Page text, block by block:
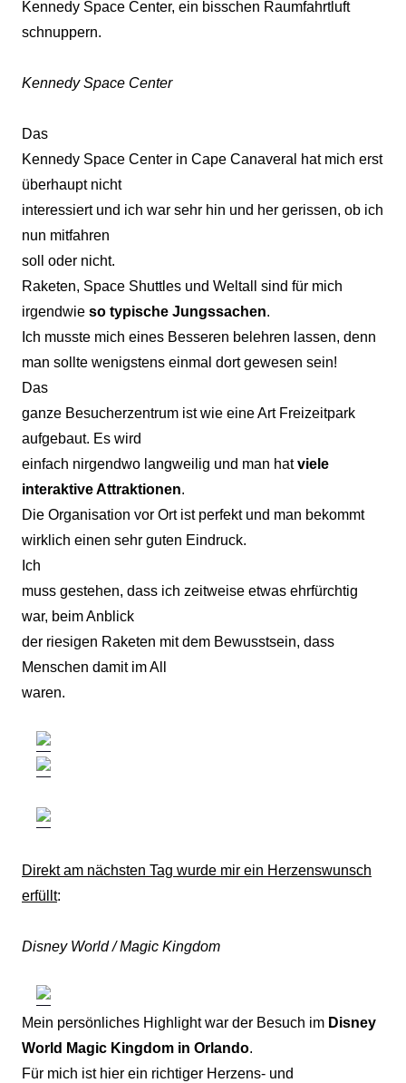
Kennedy Space Center, ein bisschen Raumfahrtluft
schnuppern.
Kennedy Space Center
Das
Kennedy Space Center in Cape Canaveral hat mich erst
überhaupt nicht
interessiert und ich war sehr hin und her gerissen, ob ich
nun mitfahren
soll oder nicht.
Raketen, Space Shuttles und Weltall sind für mich
irgendwie so typische Jungssachen.
Ich musste mich eines Besseren belehren lassen, denn
man sollte wenigstens einmal dort gewesen sein!
Das
ganze Besucherzentrum ist wie eine Art Freizeitpark
aufgebaut. Es wird
einfach nirgendwo langweilig und man hatviele
interaktive Attraktionen.
Die Organisation vor Ort ist perfekt und man bekommt
wirklich einen sehr guten Eindruck.
Ich
muss gestehen, dass ich zeitweise etwas ehrfürchtig
war, beim Anblick
der riesigen Raketen mit dem Bewusstsein, dass
Menschen damit im All
waren.
Direkt am nächsten Tag wurde mir ein Herzenswunsch
erfüllt:
Disney World / Magic Kingdom
Mein persönliches Highlight war der Besuch im Disney
World Magic Kingdom in Orlando.
Für mich ist hier ein richtiger Herzens- und